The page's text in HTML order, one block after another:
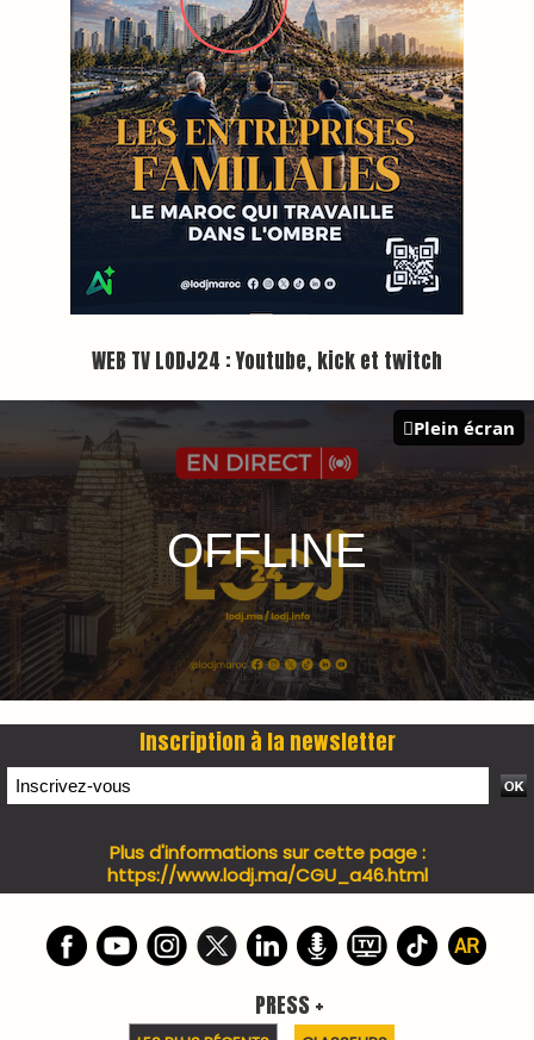
Inscription à la newsletter
Plus d'informations sur cette page :
PRESS +
LES PLUS RÉCENTS CLASSEURS
7 days santé & conso du 31-07-2026
I-MAG-Spécial Fête du Trône 2026
7 days Culture du 29-07-2026
7 days Auto-Moto du 27-07-2026
PODCAST +
LES PLUS RÉCENTS CLASSEURS
Podcast I-Week-N°137 du 26-07-2026
Podcast Eco-Business du 20-07-2026